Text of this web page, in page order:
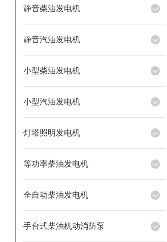
静音柴油发电机
静音汽油发电机
小型柴油发电机
小型汽油发电机
灯塔照明发电机
等功率柴油发电机
全自动柴油发电机
手台式柴油机动消防泵